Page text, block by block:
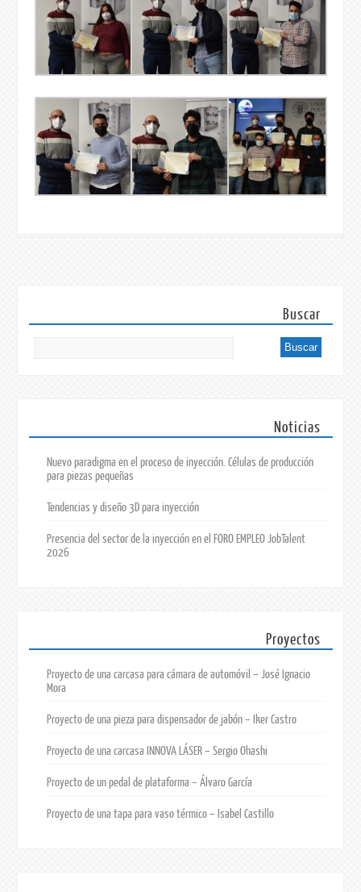
Buscar
Noticias
Nuevo paradigma en el proceso de inyección. Células de producción
para piezas pequeñas
Tendencias y diseño 3D para inyección
Presencia del sector de la inyección en el FORO EMPLEO JobTalent
2026
Proyectos
Proyecto de una carcasa para cámara de automóvil – José Ignacio
Mora
Proyecto de una pieza para dispensador de jabón – Iker Castro
Proyecto de una carcasa INNOVA LÁSER – Sergio Ohashi
Proyecto de un pedal de plataforma – Álvaro García
Proyecto de una tapa para vaso térmico – Isabel Castillo